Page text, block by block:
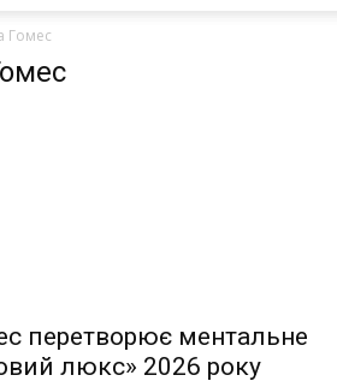
Гомес
перетворює ментальне
люкс» 2026 року